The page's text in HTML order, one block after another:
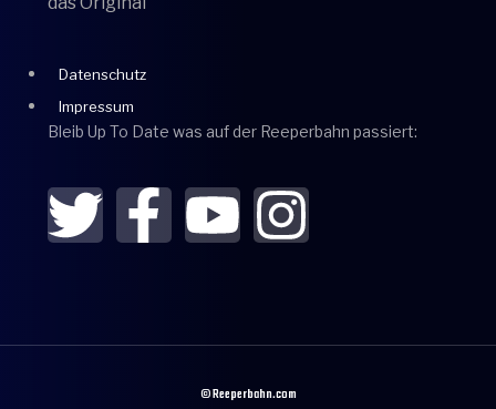
Datenschutz
Impressum
Bleib Up To Date was auf der Reeperbahn passiert:
© Reeperbahn.com